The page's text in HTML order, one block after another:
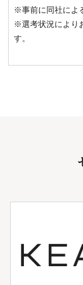
※事前に同社によ
※選考状況により
す。